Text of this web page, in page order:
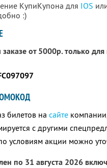
КупиКупона для IOS
:)
от 5000р. только
билетов на сайте
с другими
условиям акции можно
по 31 августа 2026